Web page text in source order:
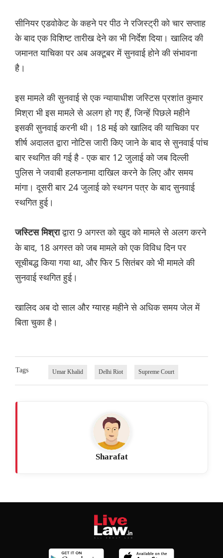
सीनियर एडवोकेट के कहने पर पीठ ने रजिस्ट्री को चार सप्ताह
के बाद एक विशिष्ट तारीख देने का भी निर्देश दिया। खालिद की
जमानत याचिका पर अब अक्टूबर में सुनवाई होने की संभावना
है।
इस मामले की सुनवाई से एक न्यायाधीश जस्टिस प्रशांत कुमार
मिश्रा भी इस मामले से अलग हो गए हैं, जिन्हें पिछले महीने
इसकी सुनवाई करनी थी। 18 मई को खालिद की याचिका पर
शीर्ष अदालत द्वारा नोटिस जारी किए जाने के बाद से सुनवाई पांच
बार स्थगित की गई है - एक बार 12 जुलाई को जब दिल्ली
पुलिस ने जवाबी हलफनामा दाखिल करने के लिए और समय
मांगा। दूसरी बार 24 जुलाई को स्थगन पत्र के बाद सुनवाई
स्थगित हुई।
जस्टिस मिश्राद्वारा 9 अगस्त को खुद को मामले से अलग करने
के बाद, 18 अगस्त को जब मामले को एक विविध दिन पर
सूचीबद्ध किया गया था, और फिर 5 सितंबर को भी मामले की
सुनवाई स्थगित हुई।
खालिद अब दो साल और ग्यारह महीने से अधिक समय जेल में
बिता चुका है।
Tags Umar Khalid Delhi Riot Supreme Court
Sharafat